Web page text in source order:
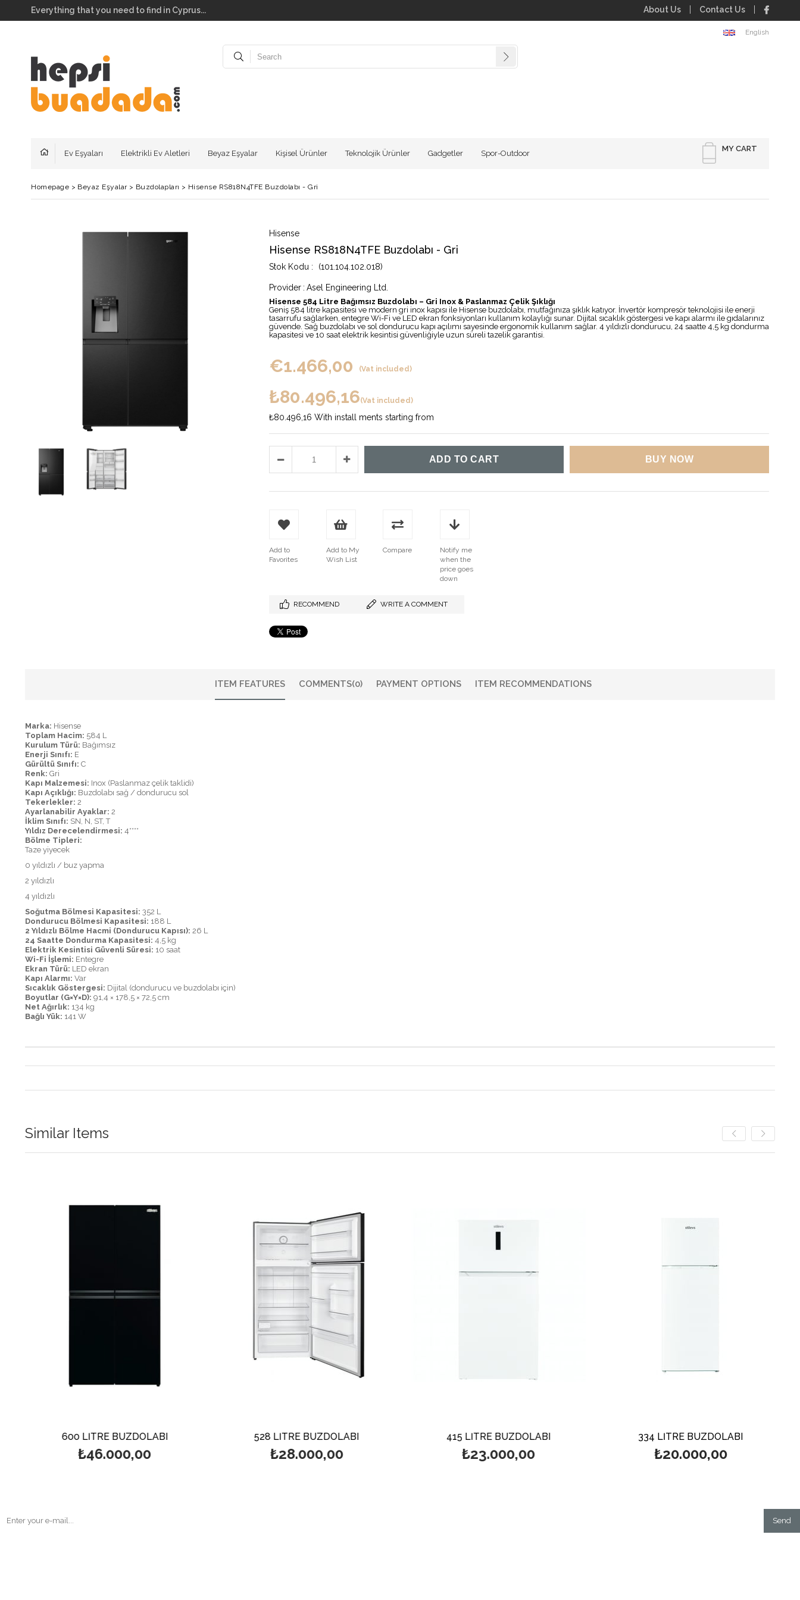
Everything that you need to find in Cyprus... About Us Contact Us
English
MY CART
Ev Eşyaları Elektrikli Ev Aletleri Beyaz Eşyalar Kişisel Ürünler Teknolojik Ürünler Gadgetler Spor-Outdoor
Homepage > Beyaz Eşyalar> Buzdolapları > Hisense RS818N4TFE Buzdolabı - Gri
Hisense
Hisense RS818N4TFE Buzdolabı - Gri
(101.104.102.018)
Provider : Asel Engineering Ltd.
Hisense 584 Litre Bağımsız Buzdolabı – Gri Inox & Paslanmaz Çelik Şıklığı
Geniş 584 litre kapasitesi ve modern gri inox kapısı ile Hisense buzdolabı, mutfağınıza şıklık katıyor. İnvertör kompresör teknolojisi ile enerji
tasarrufu sağlarken, entegre Wi-Fi ve LED ekran fonksiyonları kullanım kolaylığı sunar. Dijital sıcaklık göstergesi ve kapı alarmı ile gıdalarınız
güvende. Sağ buzdolabı ve sol dondurucu kapı açılımı sayesinde ergonomik kullanım sağlar. 4 yıldızlı dondurucu, 24 saatte 4,5 kg dondurma
kapasitesi ve 10 saat elektrik kesintisi güvenliğiyle uzun süreli tazelik garantisi.
€1.466,00 (Vat included)
₺80.496,16(Vat included)
₺80.496,16 With install ments starting from
Add to
Favorites
Add to My
Wish List
Compare
Notify me
when the
price goes
down
RECOMMEND WRITE A COMMENT
ITEM FEATURES COMMENTS(0) PAYMENT OPTIONS ITEM RECOMMENDATIONS
Marka: Hisense
Toplam Hacim: 584 L
Kurulum Türü: Bağımsız
Enerji Sınıfı: E
Gürültü Sınıfı: C
Renk: Gri
Kapı Malzemesi: Inox (Paslanmaz çelik taklidi)
Kapı Açıklığı: Buzdolabı sağ / dondurucu sol
Tekerlekler: 2
Ayarlanabilir Ayaklar: 2
İklim Sınıfı: SN, N, ST, T
Yıldız Derecelendirmesi: 4****
Bölme Tipleri:
Taze yiyecek
0 yıldızlı / buz yapma
2 yıldızlı
4 yıldızlı
Soğutma Bölmesi Kapasitesi: 352 L
Dondurucu Bölmesi Kapasitesi: 188 L
2 Yıldızlı Bölme Hacmi (Dondurucu Kapısı): 26 L
24 Saatte Dondurma Kapasitesi: 4,5 kg
Elektrik Kesintisi Güvenli Süresi: 10 saat
Wi-Fi İşlemi: Entegre
Ekran Türü: LED ekran
Kapı Alarmı: Var
Sıcaklık Göstergesi: Dijital (dondurucu ve buzdolabı için)
Boyutlar (G×Y×D): 91,4 × 178,5 × 72,5 cm
Net Ağırlık: 134 kg
Bağlı Yük: 141 W
Similar Items
600 LİTRE BUZDOLABI
₺46.000,00
528 LİTRE BUZDOLABI
₺28.000,00
415 LİTRE BUZDOLABI
₺23.000,00
334 LİTRE BUZDOLABI
₺20.000,00
Send